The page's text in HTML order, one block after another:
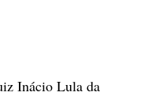
Inácio Lula da